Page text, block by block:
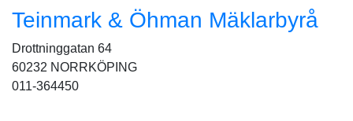
Teinmark & Öhman Mäklarbyrå
Drottninggatan 64
60232 NORRKÖPING
011-364450